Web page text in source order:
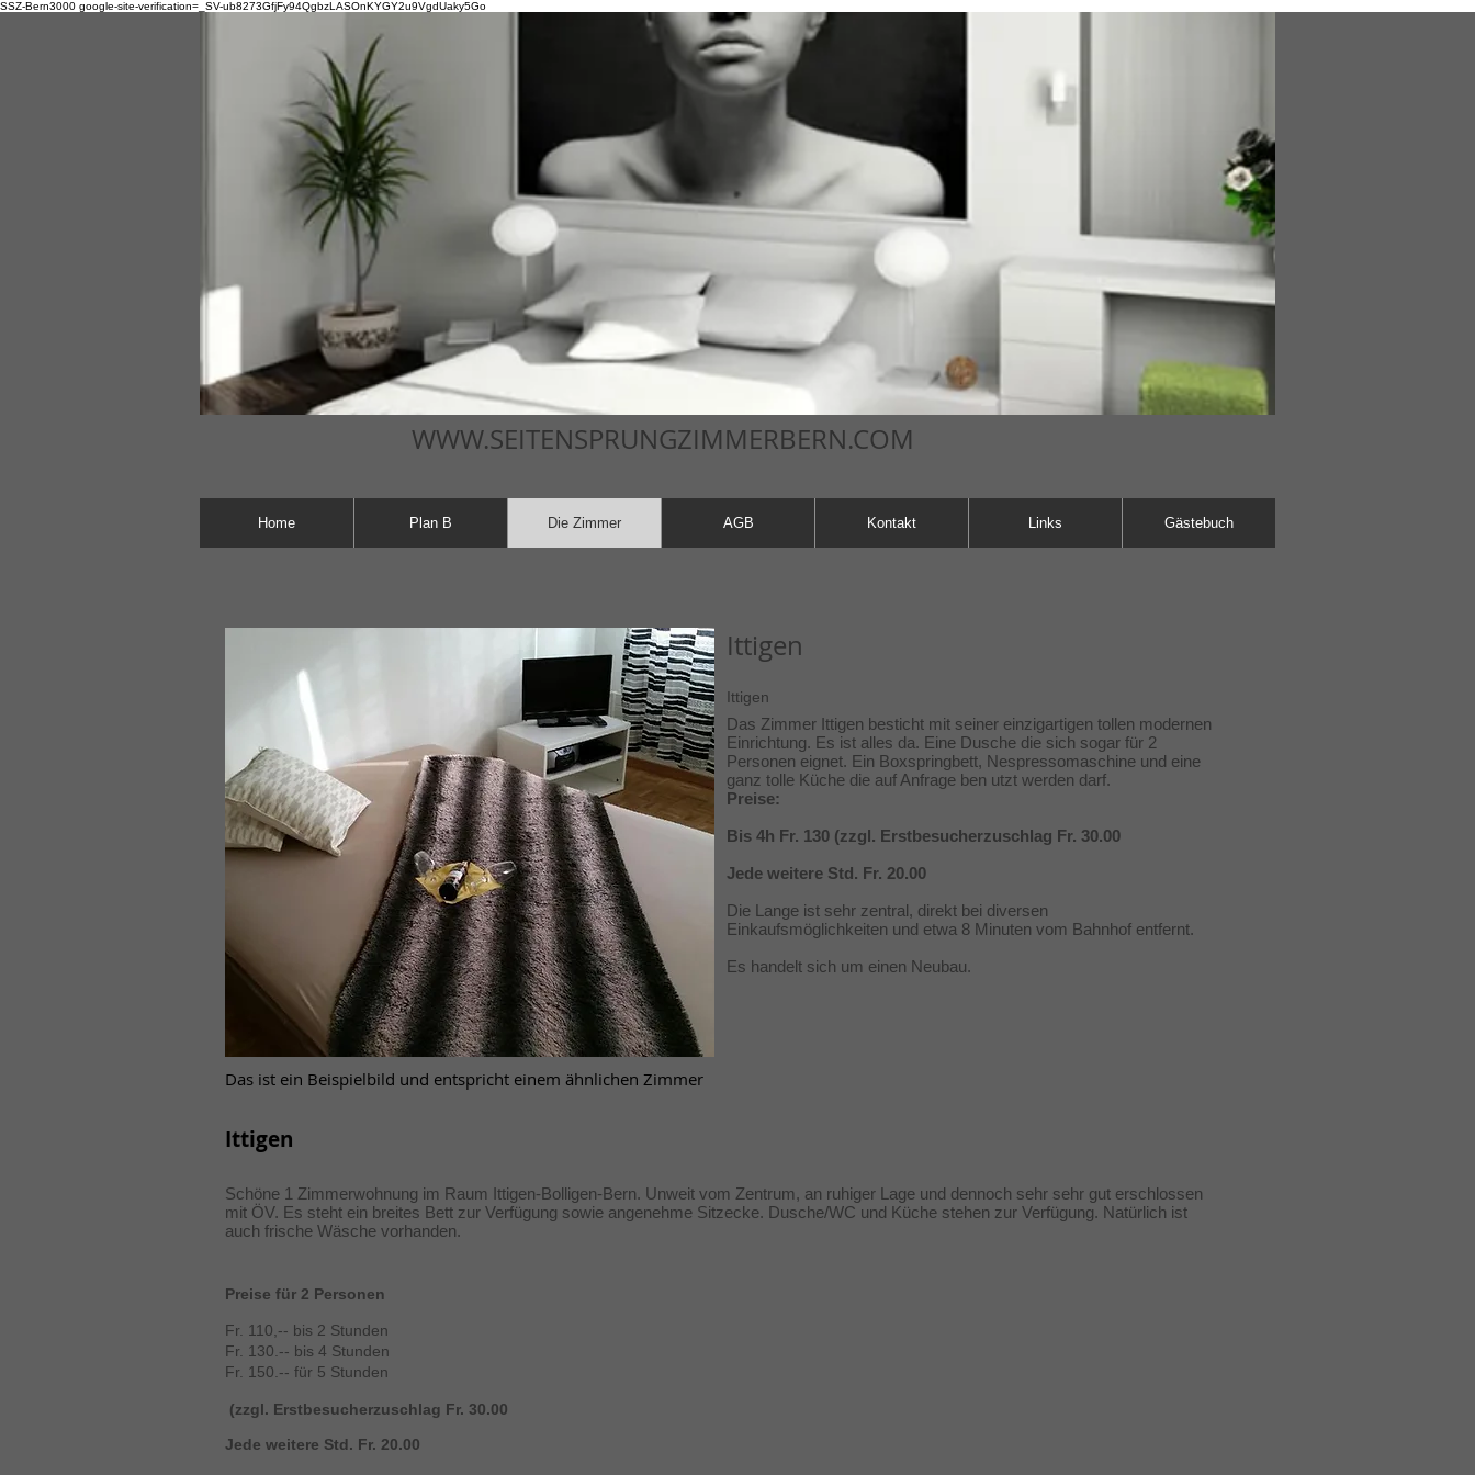
SSZ-Bern3000 google-site-verification=_SV-ub8273GfjFy94QgbzLASOnKYGY2u9VgdUaky5Go
WWW.SEITENSPRUNGZIMMERBERN.COM
Ittigen
Ittigen
Das Zimmer Ittigen besticht mit seiner einzigartigen tollen modernen
Einrichtung. Es ist alles da. Eine Dusche die sich sogar für 2
Personen eignet. Ein Boxspringbett, Nespressomaschine und eine
ganz tolle Küche die auf Anfrage ben utzt werden darf.
Preise:
Bis 4h Fr. 130 (zzgl. Erstbesucherzuschlag Fr. 30.00
Jede weitere Std. Fr. 20.00
Die Lange ist sehr zentral, direkt bei diversen
Einkaufsmöglichkeiten und etwa 8 Minuten vom Bahnhof entfernt.
Es handelt sich um einen Neubau.
Das ist ein Beispielbild und entspricht einem ähnlichen Zimmer
Ittigen
Schöne 1 Zimmerwohnung im Raum Ittigen-Bolligen-Bern. Unweit vom Zentrum, an ruhiger Lage und dennoch sehr sehr gut erschlossen
mit ÖV. Es steht ein breites Bett zur Verfügung sowie angenehme Sitzecke. Dusche/WC und Küche stehen zur Verfügung. Natürlich ist
auch frische Wäsche vorhanden.
Preise für 2 Personen
Fr. 110,-- bis 2 Stunden
Fr. 130.-- bis 4 Stunden
Fr. 150.-- für 5 Stunden
(zzgl. Erstbesucherzuschlag Fr. 30.00
Jede weitere Std. Fr. 20.00
Home Plan B Die Zimmer AGB Kontakt Links Gästebuch